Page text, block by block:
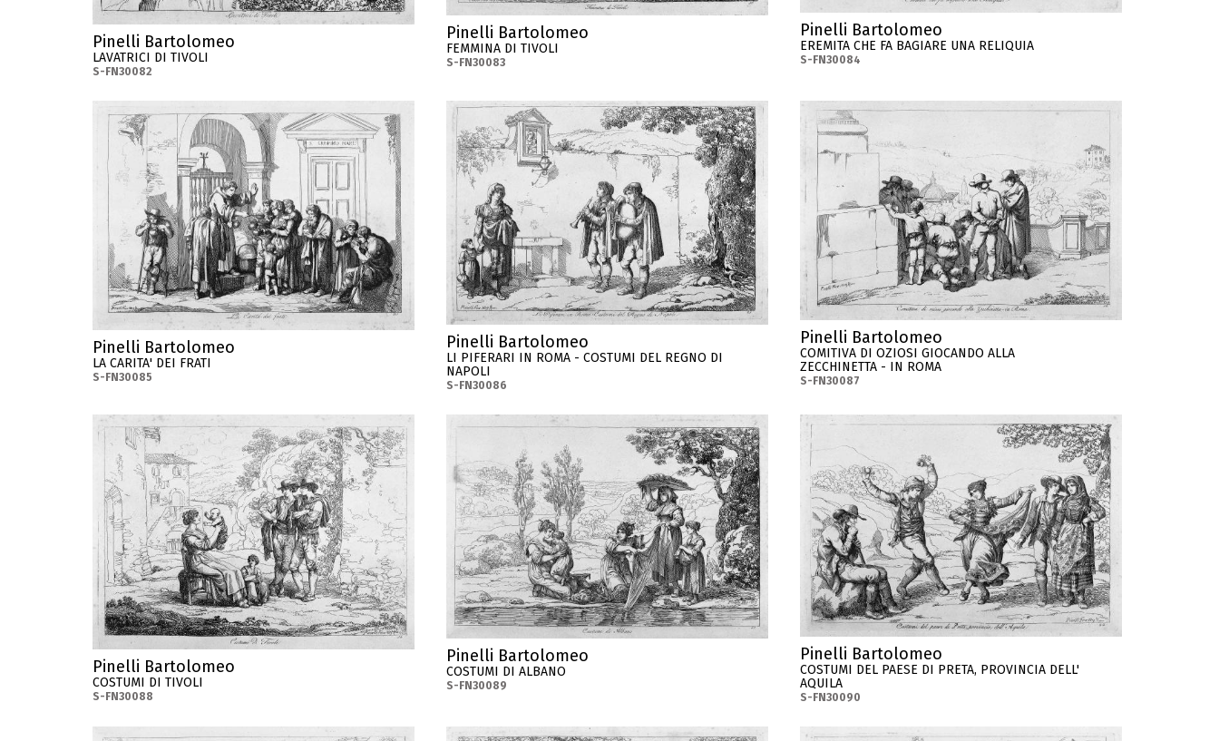
Pinelli Bartolomeo
LAVATRICI DI TIVOLI
S-FN30082
Pinelli Bartolomeo
FEMMINA DI TIVOLI
S-FN30083
Pinelli Bartolomeo
EREMITA CHE FA BAGIARE UNA RELIQUIA
S-FN30084
Pinelli Bartolomeo
LA CARITA' DEI FRATI
S-FN30085
Pinelli Bartolomeo
LI PIFERARI IN ROMA - COSTUMI DEL REGNO DI
NAPOLI
S-FN30086
Pinelli Bartolomeo
COMITIVA DI OZIOSI GIOCANDO ALLA
ZECCHINETTA - IN ROMA
S-FN30087
Pinelli Bartolomeo
COSTUMI DI TIVOLI
S-FN30088
Pinelli Bartolomeo
COSTUMI DI ALBANO
S-FN30089
Pinelli Bartolomeo
COSTUMI DEL PAESE DI PRETA, PROVINCIA DELL'
AQUILA
S-FN30090